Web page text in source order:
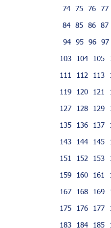
74 75 76 77
84 85 86 87
94 95 96 97
103
104 105
111
112 113
119
120 121
127
128 129
135
136 137
143
144 145
151
152 153
159
160 161
167
168 169
175
176 177
183
184 185